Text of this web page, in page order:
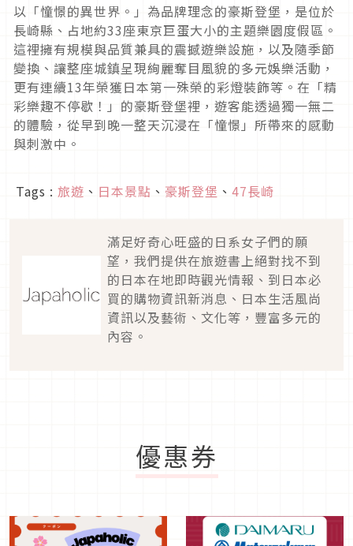
以「憧憬的異世界。」為品牌理念的豪斯登堡，是位於
長崎縣、占地約33座東京巨蛋大小的主題樂園度假區。
這裡擁有規模與品質兼具的震撼遊樂設施，以及隨季節
變換、讓整座城鎮呈現絢麗奪目風貌的多元娛樂活動，
更有連續13年榮獲日本第一殊榮的彩燈裝飾等。在「精
彩樂趣不停歇！」的豪斯登堡裡，遊客能透過獨一無二
的體驗，從早到晚一整天沉浸在「憧憬」所帶來的感動
與刺激中。
Tags : 旅遊 、 日本景點 、 豪斯登堡 、 47長崎
滿足好奇心旺盛的日系女子們的願
望，我們提供在旅遊書上絕對找不到
的日本在地即時觀光情報、到日本必
買的購物資訊新消息、日本生活風尚
資訊以及藝術、文化等，豐富多元的
內容。
優惠券